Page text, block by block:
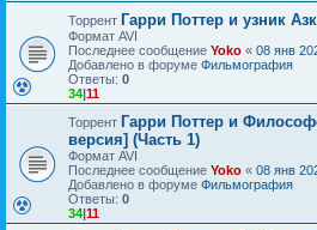
Торрент Гарри Поттер и узник
Формат AVI
Последнее сообщение Yoko « 08 янв
Добавлено в форуме Фильмография
Ответы: 0
34|11
Торрент Гарри Поттер и
версия] (Часть 1)
Формат AVI
Последнее сообщение Yoko « 08 янв
Добавлено в форуме Фильмография
Ответы: 0
34|11